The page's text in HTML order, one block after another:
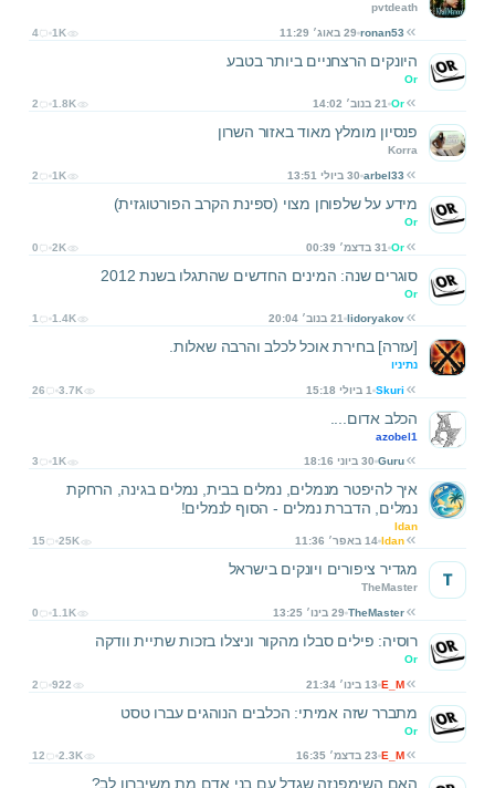
pvtdeath
ronan53 29 באוג׳ 11:29 4 1K
היונקים הרצחניים ביותר בטבע
Or
Or 21 בנוב׳ 14:02 2 1.8K
פנסיון מומלץ מאוד באזור השרון
Korra
arbel33 30 ביולי 13:51 2 1K
מידע על שלפוחן מצוי (ספינת הקרב הפורטוגזית)
Or
Or 31 בדצמ׳ 00:39 0 2K
סוגרים שנה: המינים החדשים שהתגלו בשנת 2012
Or
lidoryakov 21 בנוב׳ 20:04 1 1.4K
[עזרה] בחירת אוכל לכלב והרבה שאלות.
נתיניו
Skuri 1 ביולי 15:18 26 3.7K
הכלב אדום....
azobel1
Guru 30 ביוני 18:16 3 1K
איך להיפטר מנמלים, נמלים בבית, נמלים בגינה, הרחקת
נמלים, הדברת נמלים - הסוף לנמלים!
Idan
Idan 14 באפר׳ 11:36 15 25K
מגדיר ציפורים ויונקים בישראל
TheMaster
TheMaster 29 בינו׳ 13:25 0 1.1K
T
רוסיה: פילים סבלו מהקור וניצלו בזכות שתיית וודקה
Or
E_M 13 בינו׳ 21:34 2 922
מתברר שזה אמיתי: הכלבים הנוהגים עברו טסט
Or
E_M 23 בדצמ׳ 16:35 12 2.3K
האם השימפנזה שגדל עם בני אדם מת משיברון לב?